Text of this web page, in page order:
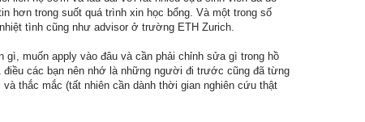
hơn trong suốt quá trình xin học bổng. Và một trong số
tình cũng như advisor ở trường ETH Zurich.
muốn apply vào đâu và cần phải chỉnh sửa gì trong hồ
các bạn nên nhớ là những người đi trước cũng đã từng
thắc mắc (tất nhiên cần dành thời gian nghiên cứu thật